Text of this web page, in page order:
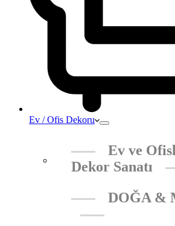
Ev / Ofis Dekoru
Ev ve
Dekor Sanatı
DOĞA &